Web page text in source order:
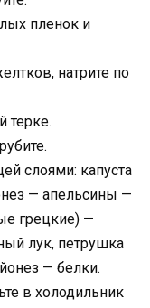
пленок и
натрите по
терке.
слоями: капуста
— апельсины —
грецкие) —
лук, петрушка
— белки.
в холодильник